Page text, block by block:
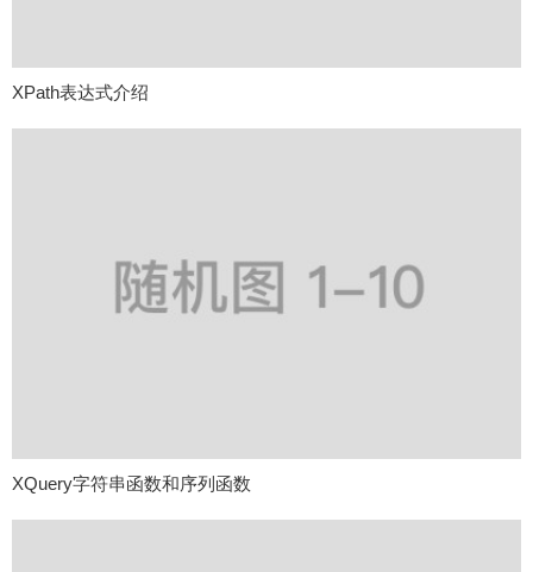
XPath表达式介绍
XQuery字符串函数和序列函数